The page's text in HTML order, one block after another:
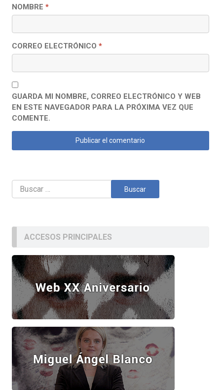
NOMBRE *
CORREO ELECTRÓNICO *
GUARDA MI NOMBRE, CORREO ELECTRÓNICO Y WEB
EN ESTE NAVEGADOR PARA LA PRÓXIMA VEZ QUE
COMENTE.
Buscar:
ACCESOS PRINCIPALES